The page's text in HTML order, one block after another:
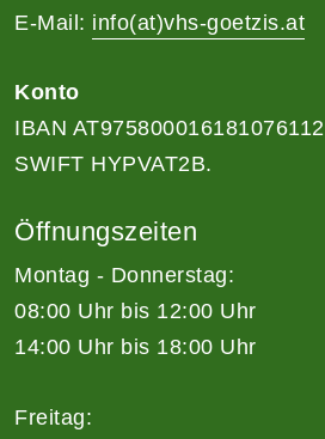
E-Mail: info(at)vhs-goetzis.at
Konto
IBAN AT975800016181076112
SWIFT HYPVAT2B.
Öffnungszeiten
Montag - Donnerstag:
08:00 Uhr bis 12:00 Uhr
14:00 Uhr bis 18:00 Uhr
Freitag: